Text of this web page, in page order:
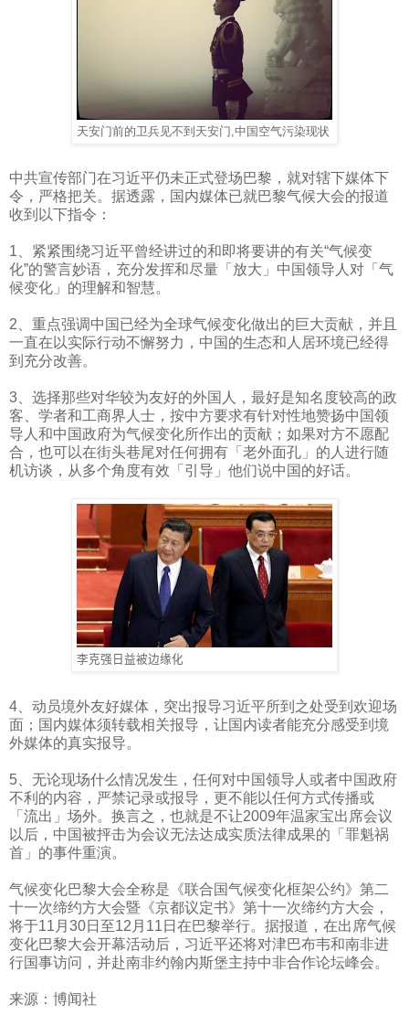
天安门前的卫兵见不到天安门 中国空气污染现状
中共宣传部门在习近平仍未正式登场巴黎，就对辖下媒体下
令，严格把关。据透露，国内媒体已就巴黎气候大会的报道
收到以下指令：
1、紧紧围绕习近平曾经讲过的和即将要讲的有关“气候变
化”的警言妙语，充分发挥和尽量「放大」中国领导人对「气
候变化」的理解和智慧。
2、重点强调中国已经为全球气候变化做出的巨大贡献，并且
一直在以实际行动不懈努力，中国的生态和人居环境已经得
到充分改善。
3、选择那些对华较为友好的外国人，最好是知名度较高的政
客、学者和工商界人士，按中方要求有针对性地赞扬中国领
导人和中国政府为气候变化所作出的贡献；如果对方不愿配
合，也可以在街头巷尾对任何拥有「老外面孔」的人进行随
机访谈，从多个角度有效「引导」他们说中国的好话。
李克强日益被边缘化
4 、动员境外友好媒体，突出报导习近平所到之处受到欢迎场
面；国内媒体须转载相关报导，让国内读者能充分感受到境
外媒体的真实报导。
5 、无论现场什么情况发生，任何对中国领导人或者中国政府
不利的内容，严禁记录或报导，更不能以任何方式传播或
「流出」场外。换言之，也就是不让2009年温家宝出席会议
以后，中国被抨击为会议无法达成实质法律成果的「罪魁祸
首」的事件重演。
气候变化巴黎大会全称是《联合国气候变化框架公约》第二
十一次缔约方大会暨《京都议定书》第十一次缔约方大会，
将于11 月 30日至12 月 11 日在巴黎举行。据报道，在出席气候
变化巴黎大会开幕活动后，习近平还将对津巴布韦和南非进
行国事访问，并赴南非约翰内斯堡主持中非合作论坛峰会。
来源：博闻社